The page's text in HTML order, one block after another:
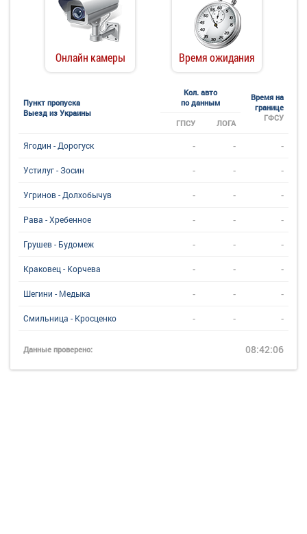
Онлайн камеры Время ожидания
Пункт пропуска
Выезд из Украины
Кол. авто
по данным
Время на
границе
ГФСУ
ГПСУ ЛОГА
Ягодин - Дорогуск - - -
Устилуг - Зосин - - -
Угринов - Долхобычув - - -
Рава - Хребенное - - -
Грушев - Будомеж - - -
Краковец - Корчева - - -
Шегини - Медыка - - -
Смильница - Кросценко - - -
Данные проверено: 08:42:06